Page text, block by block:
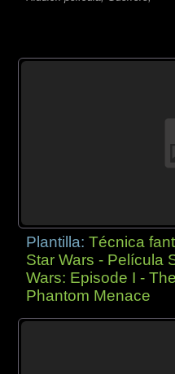
Plantilla:Técnica
Star Wars - Película
Wars: Episode I - The
Phantom Menace